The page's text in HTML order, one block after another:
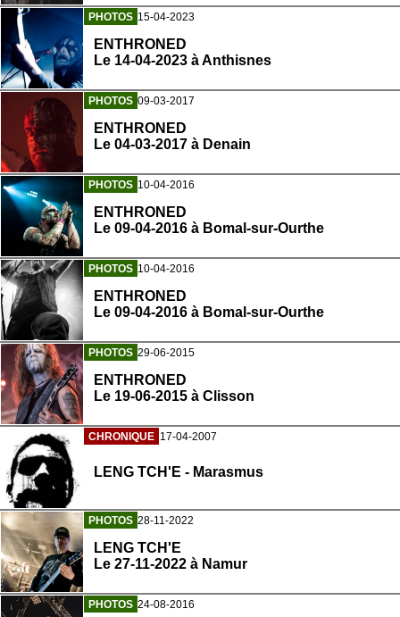
PHOTOS 15-04-2023
ENTHRONED
Le 14-04-2023 à Anthisnes
PHOTOS 09-03-2017
ENTHRONED
Le 04-03-2017 à Denain
PHOTOS 10-04-2016
ENTHRONED
Le 09-04-2016 à Bomal-sur-Ourthe
PHOTOS 10-04-2016
ENTHRONED
Le 09-04-2016 à Bomal-sur-Ourthe
PHOTOS 29-06-2015
ENTHRONED
Le 19-06-2015 à Clisson
CHRONIQUE 17-04-2007
LENG TCH'E - Marasmus
PHOTOS 28-11-2022
LENG TCH'E
Le 27-11-2022 à Namur
PHOTOS 24-08-2016